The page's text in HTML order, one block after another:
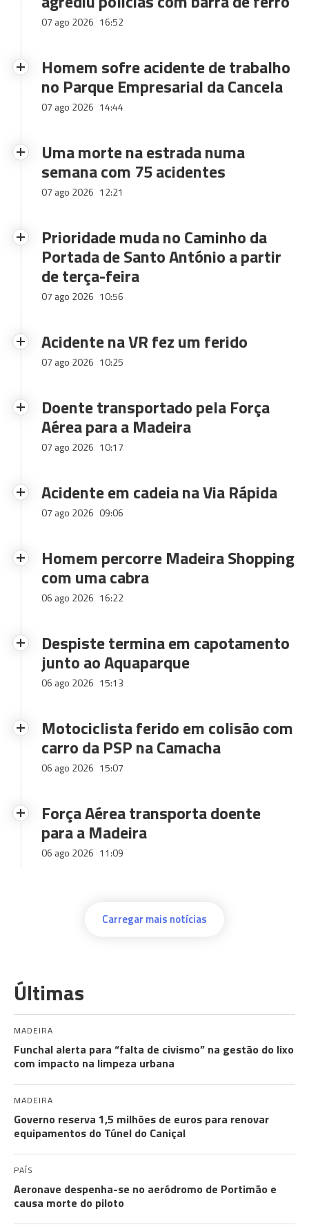
07 ago 2026 16:52
Homem sofre acidente de trabalho
no Parque Empresarial da Cancela
07 ago 2026 14:44
Uma morte na estrada numa
semana com 75 acidentes
07 ago 2026 12:21
Prioridade muda no Caminho da
Portada de Santo António a partir
de terça-feira
07 ago 2026 10:56
Acidente na VR fez um ferido
07 ago 2026 10:25
Doente transportado pela Força
Aérea para a Madeira
07 ago 2026 10:17
Acidente em cadeia na Via Rápida
07 ago 2026 09:06
Homem percorre Madeira Shopping
com uma cabra
06 ago 2026 16:22
Despiste termina em capotamento
junto ao Aquaparque
06 ago 2026 15:13
Motociclista ferido em colisão com
carro da PSP na Camacha
06 ago 2026 15:07
Força Aérea transporta doente
para a Madeira
06 ago 2026 11:09
Carregar mais notícias
Últimas
MADEIRA
Funchal alerta para “falta de civismo” na gestão do lixo
com impacto na limpeza urbana
MADEIRA
Governo reserva 1,5 milhões de euros para renovar
equipamentos do Túnel do Caniçal
PAÍS
Aeronave despenha-se no aeródromo de Portimão e
causa morte do piloto